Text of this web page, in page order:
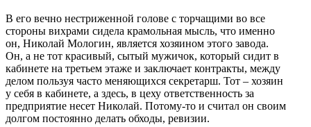
В его вечно нестриженной голове с торчащими во все
стороны вихрами сидела крамольная мысль, что именно
он, Николай Мологин, является хозяином этого завода.
Он, а не тот красивый, сытый мужичок, который сидит в
кабинете на третьем этаже и заключает контракты, между
делом пользуя часто меняющихся секретарш. Тот – хозяин
у себя в кабинете, а здесь, в цеху ответственность за
предприятие несет Николай. Потому-то и считал он своим
долгом постоянно делать обходы, ревизии.